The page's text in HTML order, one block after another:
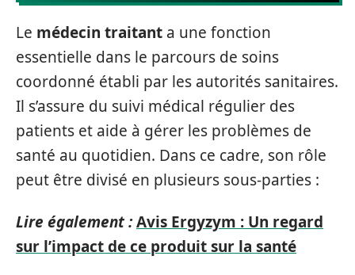
Le médecin traitant a une fonction
essentielle dans le parcours de soins
coordonné établi par les autorités sanitaires.
Il s’assure du suivi médical régulier des
patients et aide à gérer les problèmes de
santé au quotidien. Dans ce cadre, son rôle
peut être divisé en plusieurs sous-parties :
Lire également :Avis Ergyzym : Un regard
sur l’impact de ce produit sur la santé